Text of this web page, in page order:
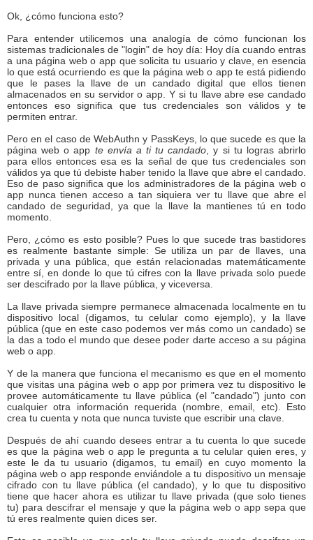
Ok, ¿cómo funciona esto?
Para entender utilicemos una analogía de cómo funcionan los
sistemas tradicionales de "login" de hoy día: Hoy día cuando entras
a una página web o app que solicita tu usuario y clave, en esencia
lo que está ocurriendo es que la página web o app te está pidiendo
que le pases la llave de un candado digital que ellos tienen
almacenados en su servidor o app. Y si tu llave abre ese candado
entonces eso significa que tus credenciales son válidos y te
permiten entrar.
Pero en el caso de WebAuthn y PassKeys, lo que sucede es que la
página web o app te envía a ti tu candado , y si tu logras abrirlo
para ellos entonces esa es la señal de que tus credenciales son
válidos ya que tú debiste haber tenido la llave que abre el candado.
Eso de paso significa que los administradores de la página web o
app nunca tienen acceso a tan siquiera ver tu llave que abre el
candado de seguridad, ya que la llave la mantienes tú en todo
momento.
Pero, ¿cómo es esto posible? Pues lo que sucede tras bastidores
es realmente bastante simple: Se utiliza un par de llaves, una
privada y una pública, que están relacionadas matemáticamente
entre sí, en donde lo que tú cifres con la llave privada solo puede
ser descifrado por la llave pública, y viceversa.
La llave privada siempre permanece almacenada localmente en tu
dispositivo local (digamos, tu celular como ejemplo), y la llave
pública (que en este caso podemos ver más como un candado) se
la das a todo el mundo que desee poder darte acceso a su página
web o app.
Y de la manera que funciona el mecanismo es que en el momento
que visitas una página web o app por primera vez tu dispositivo le
provee automáticamente tu llave pública (el "candado") junto con
cualquier otra información requerida (nombre, email, etc). Esto
crea tu cuenta y nota que nunca tuviste que escribir una clave.
Después de ahí cuando desees entrar a tu cuenta lo que sucede
es que la página web o app le pregunta a tu celular quien eres, y
este le da tu usuario (digamos, tu email) en cuyo momento la
página web o app responde enviándole a tu dispositivo un mensaje
cifrado con tu llave pública (el candado), y lo que tu dispositivo
tiene que hacer ahora es utilizar tu llave privada (que solo tienes
tu) para descifrar el mensaje y que la página web o app sepa que
tú eres realmente quien dices ser.